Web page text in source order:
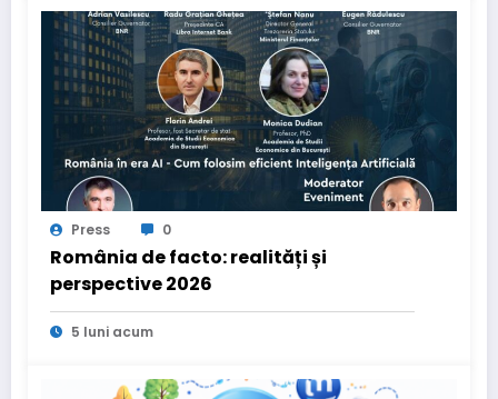
Press 0
România de facto: realități și
perspective 2026
5 luni acum